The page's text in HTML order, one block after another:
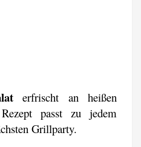
erfrischt an heißen
passt zu jedem
Grillparty.